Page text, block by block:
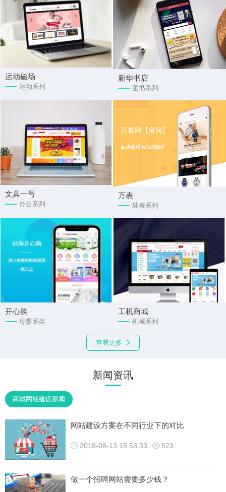
运动磁场
运动系列
新华书店
图书系列
文具一号
办公系列
万表
珠表系列
开心购
母婴系类
工机商城
机械系列
查看更多
新闻资讯
商城网站建设新闻
网站建设方案在不同行业下的对比
2018-08-13 15:53:33 523
做一个招聘网站需要多少钱？